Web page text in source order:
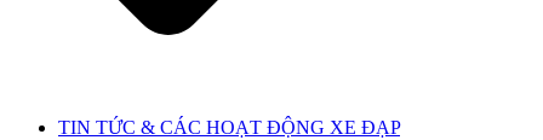
TIN TỨC & CÁC HOẠT ĐỘNG XE ĐẠP